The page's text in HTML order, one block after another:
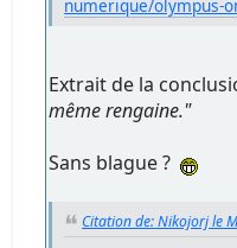
numerique/olympus-
Extrait de la
même rengaine."
Sans blague ?
Citation de: Nikojorj le